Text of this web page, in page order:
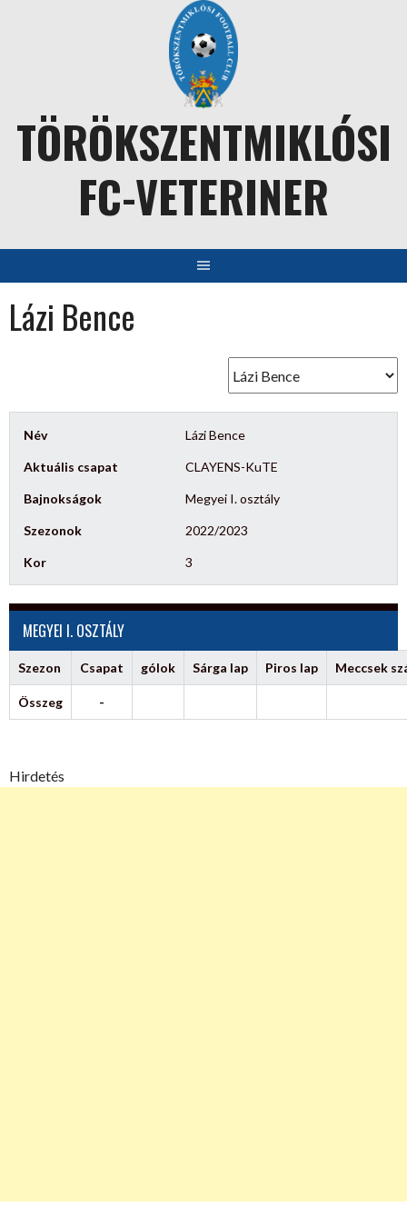
TÖRÖKSZENTMIKLÓSI
FC-VETERINER
Lázi Bence
Név Lázi Bence
Aktuális csapat CLAYENS-KuTE
Bajnokságok Megyei I. osztály
Szezonok 2022/2023
Kor 3
MEGYEI I. OSZTÁLY
Szezon Csapat gólok Sárga lap Piros lap Meccsek
Összeg -
Hirdetés